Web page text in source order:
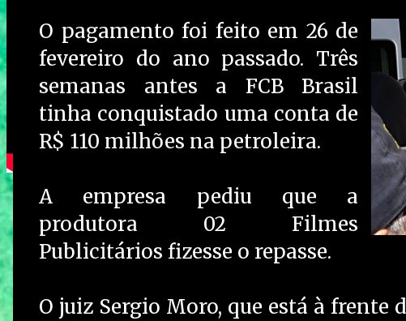
O pagamento foi feito em 26 de
fevereiro do ano passado. Três
semanas antes a FCB Brasil
tinha conquistado uma conta de
R$ 110 milhões na petroleira.
A empresa pediu que a
produtora 02 Filmes
Publicitários fizesse o repasse.
O juiz Sergio Moro, que está à frente